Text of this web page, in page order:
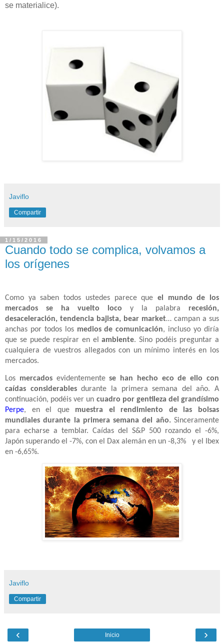
se materialice).
Javiflo
Compartir
1/15/2016
Cuando todo se complica, volvamos a
los orígenes
Como ya saben todos ustedes parece que el mundo de los
mercados se ha vuelto loco y la palabra recesión,
desaceleración, tendencia bajista, bear market… campan a sus
anchas por todos los medios de comunicación, incluso yo diría
que se puede respirar en elambiente. Sino podéis preguntar a
cualquiera de vuestros allegados con un mínimo interés en los
mercados.
Los mercadosevidentementese han hecho eco de ello con
caídas considerablesdurante la primera semana del año. A
continuación, podéis ver un cuadro por gentileza del grandísimo
Perpe, en el que muestra el rendimiento de las bolsas
mundiales durante la primera semana del año.Sinceramente
para echarse a temblar. Caídas del S&P 500 rozando el -6%,
Japón superando el -7%, con el Dax alemán en un -8,3%
y el Ibex
en -6,65%.
Javiflo
Compartir
‹ ›
Inicio